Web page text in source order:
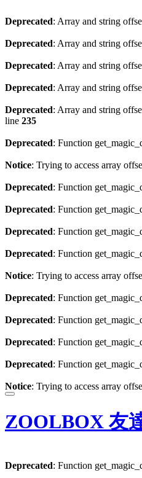
Deprecated: Array and string
Deprecated: Array and string
Deprecated: Array and string
Deprecated: Array and string
Deprecated: Array and string
line 235
Deprecated: Function
Notice: Trying to access array
Deprecated: Function
Deprecated: Function
Deprecated: Function
Deprecated: Function
Notice: Trying to access array
Deprecated: Function
Deprecated: Function
Deprecated: Function
Deprecated: Function
Notice: Trying to access array
ZOOLBOX 友
Deprecated: Function